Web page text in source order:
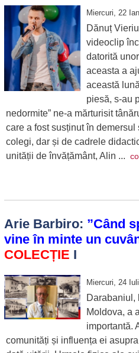
Miercuri, 22
Dănuț
videoclip
datorită
aceasta a
această
piesă, s-au
nedormite” ne-a mărturisit
care a fost susținut în demersul
colegi, dar și de cadrele
unității de învățământ, Alin ...
Arie Barbiro: ”Când
vine în minte un
COLECȚIE I
Miercuri, 24
Darabaniul,
Moldova, a
importantă.
comunități și influența ei